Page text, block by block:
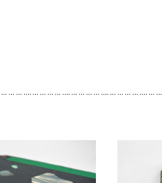
… … …. … … … … …. … … … … …. … … … … …. …